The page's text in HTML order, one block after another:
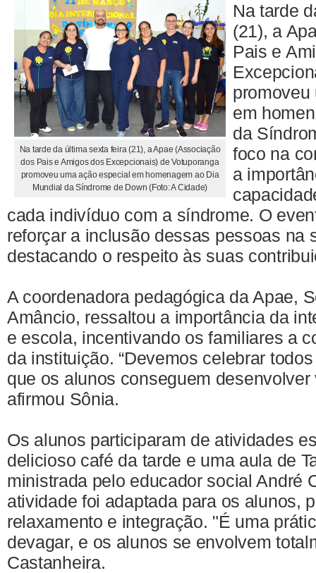
Na tarde da última sexta feira (21), a Apae (Associação
dos Pais e Amigos dos Excepcionais) de Votuporanga
promoveu uma ação especial em homenagem ao Dia
Mundial da Síndrome de Down (Foto: A Cidade)
Na tarde
(21), a
Pais e
em
da
foco na
a
cada indivíduo com a síndrome. O
reforçar a inclusão dessas pessoas na
destacando o respeito às suas
A coordenadora pedagógica da Apae,
Amâncio, ressaltou a importância da
e escola, incentivando os familiares a
da instituição. “Devemos celebrar
que os alunos conseguem desenvolver
afirmou Sônia.
Os alunos participaram de atividades
delicioso café da tarde e uma aula de
ministrada pelo educador social André
atividade foi adaptada para os alunos,
relaxamento e integração. "É uma
devagar, e os alunos se envolvem
Castanheira.